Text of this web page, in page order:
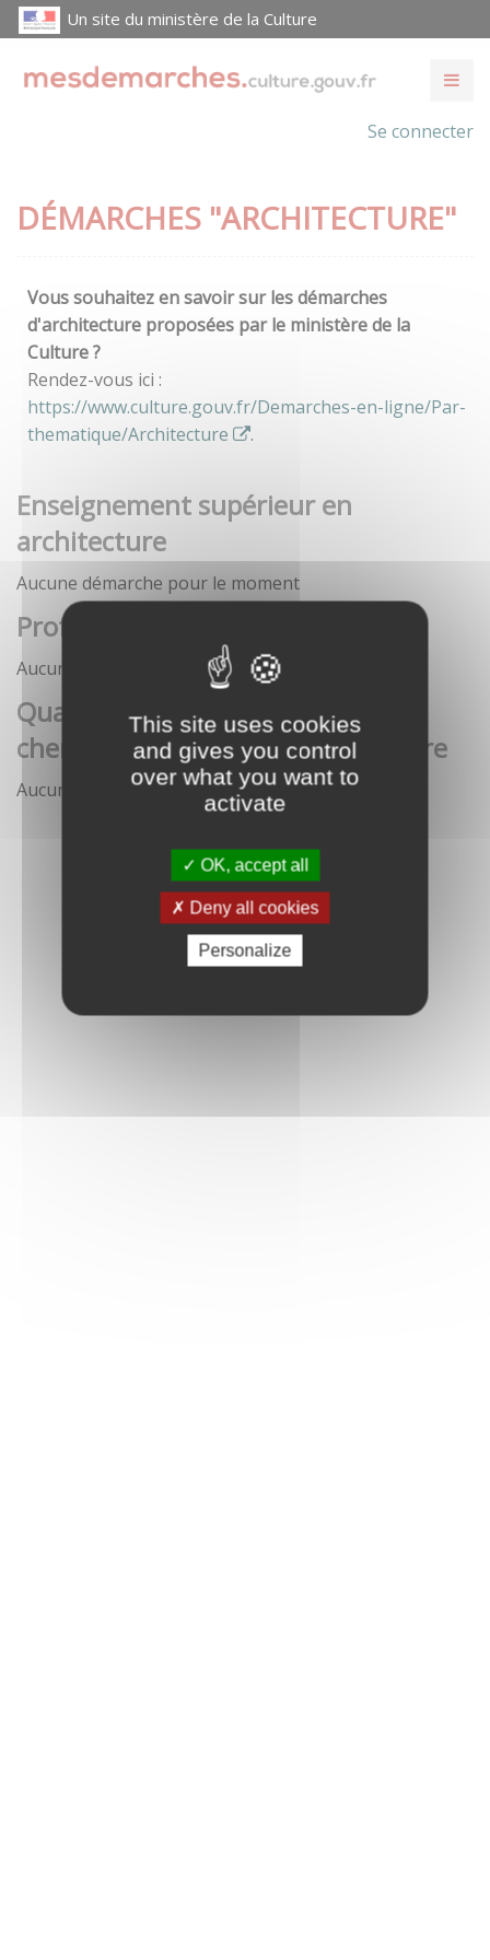
This site uses cookies
and gives you control
over what you want to
activate
OK, accept all
Deny all cookies
Personalize
Un site du ministère de la Culture
Se connecter
DÉMARCHES "ARCHITECTURE"
Vous souhaitez en savoir sur les démarches
d'architecture proposées par le ministère de la
Culture ?
Rendez-vous ici :
https://www.culture.gouv.fr/Demarches-en-ligne/Par-
thematique/Architecture
.
Enseignement supérieur en
architecture
Aucune démarche pour le moment
Profession architecte
Aucune démarche pour le moment
Qualification des enseignants-
chercheurs en écoles d'architecture
Aucune démarche pour le moment